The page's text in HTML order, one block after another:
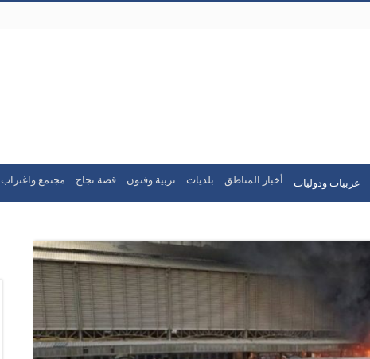
عربيات ودوليات أخبار المناطق بلديات تربية وفنون قصة نجاح مجتمع واغتراب